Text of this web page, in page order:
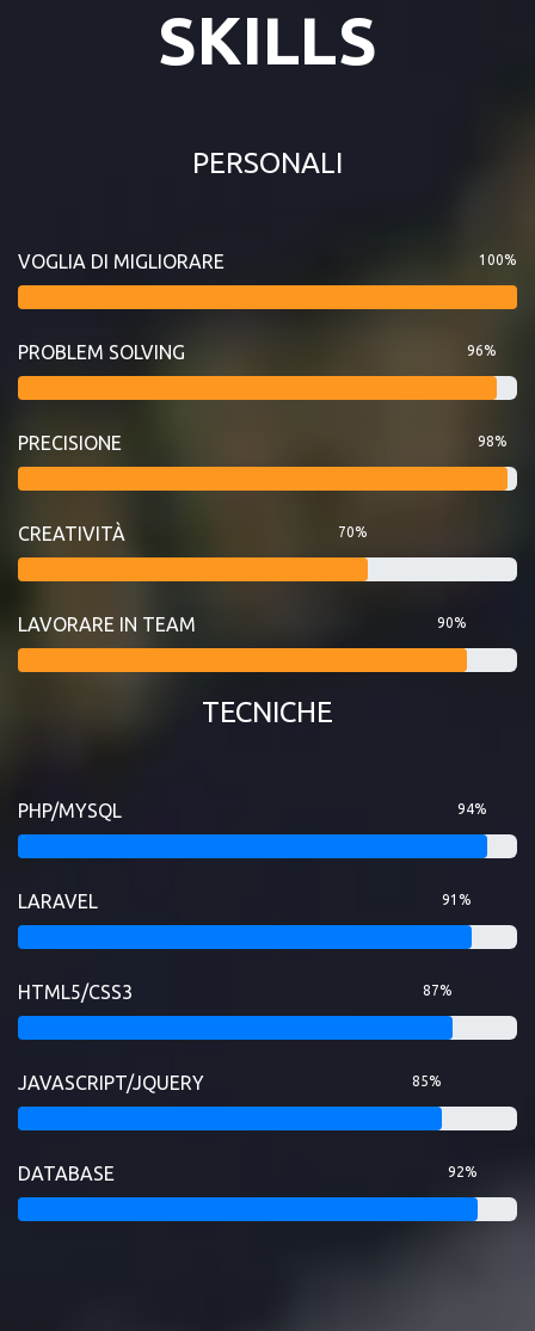
SKILLS
PERSONALI
VOGLIA DI MIGLIORARE 100%
PROBLEM SOLVING 96%
PRECISIONE 98%
CREATIVITÀ 70%
LAVORARE IN TEAM 90%
TECNICHE
PHP/MYSQL 94%
LARAVEL 91%
HTML5/CSS3 87%
JAVASCRIPT/JQUERY 85%
DATABASE 92%